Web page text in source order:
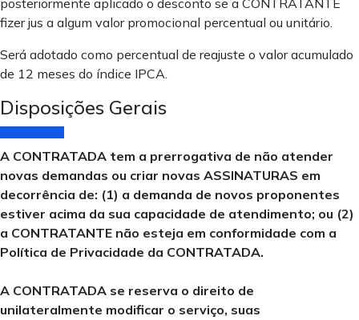
posteriormente aplicado o desconto se a CONTRATANTE
fizer jus a algum valor promocional percentual ou unitário.
Será adotado como percentual de reajuste o valor acumulado
de 12 meses do índice IPCA.
Disposições Gerais
A CONTRATADA tem a prerrogativa de não atender
novas demandas ou criar novas ASSINATURAS em
decorrência de: (1) a demanda de novos proponentes
estiver acima da sua capacidade de atendimento; ou (2)
a CONTRATANTE não esteja em conformidade com a
Política de Privacidade da CONTRATADA.
A CONTRATADA se reserva o direito de
unilateralmente modificar o serviço, suas